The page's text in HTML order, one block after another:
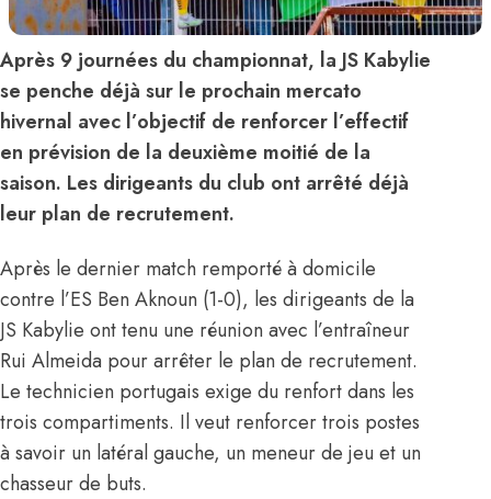
Après 9 journées du championnat, la JS Kabylie
se penche déjà sur le prochain mercato
hivernal avec l’objectif de renforcer l’effectif
en prévision de la deuxième moitié de la
saison. Les dirigeants du club ont arrêté déjà
leur plan de recrutement.
Après le dernier match remporté à domicile
contre l’ES Ben Aknoun (1-0), les dirigeants de la
JS Kabylie ont tenu une réunion avec l’entraîneur
Rui Almeida pour arrêter le plan de recrutement.
Le technicien portugais exige du renfort dans les
trois compartiments. Il veut renforcer trois postes
à savoir un latéral gauche, un meneur de jeu et un
chasseur de buts.